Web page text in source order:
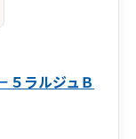
５ラルジュＢ